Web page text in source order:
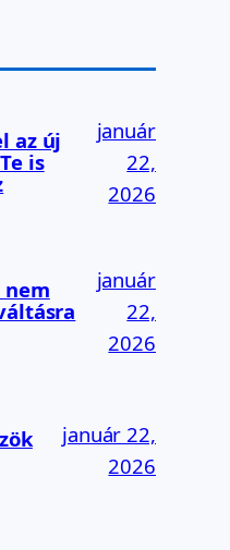
az új
is
január
22,
2026
nem
január
22,
2026
január 22,
2026